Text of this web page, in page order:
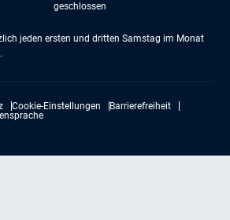
geschlossen
jeden ersten und dritten Samstag im Monat
Cookie-Einstellungen
Barrierefreiheit